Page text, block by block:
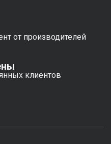
от производителей
клиентов